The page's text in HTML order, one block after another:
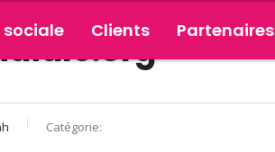
sociale Clients Partenaires
Catégorie: